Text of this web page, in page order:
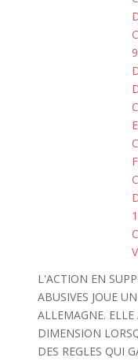
L'ACTION EN
ABUSIVES JOUE
ALLEMAGNE.
DIMENSION
DES REGLES QUI